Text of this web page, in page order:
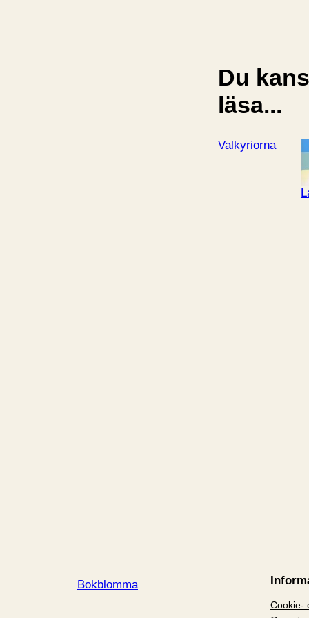
Du
läsa...
Valkyriorna
Bokblomma
Cookie-